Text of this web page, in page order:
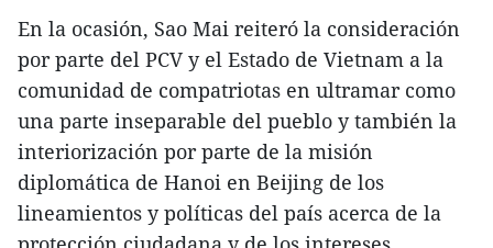
En la ocasión, Sao Mai reiteró la consideración
por parte del PCV y el Estado de Vietnam a la
comunidad de compatriotas en ultramar como
una parte inseparable del pueblo y también la
interiorización por parte de la misión
diplomática de Hanoi en Beijing de los
lineamientos y políticas del país acerca de la